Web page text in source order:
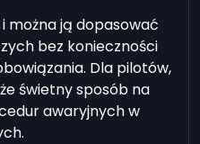
można ją dopasować
bez konieczności
Dla pilotów,
świetny sposób na
awaryjnych w